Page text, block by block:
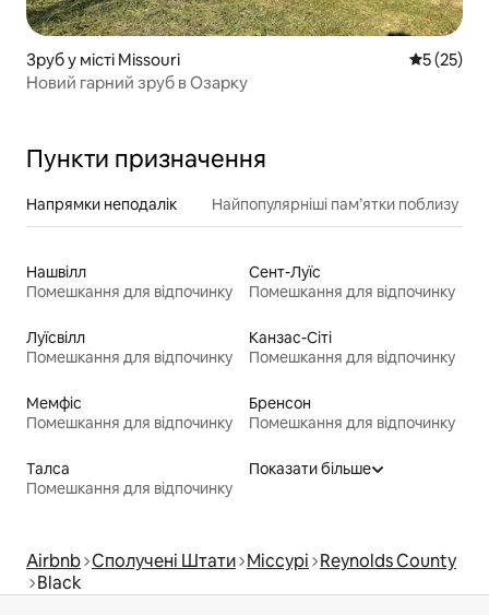
Зруб у місті Missouri Середня
5 (25)
Новий гарний зруб в Озарку
Пункти призначення
Напрямки неподалік Найпопулярніші пам’ятки поблизу
Нашвілл
Помешкання для відпочинку
Сент-Луїс
Помешкання для відпочинку
Луїсвілл
Помешкання для відпочинку
Канзас-Сіті
Помешкання для відпочинку
Мемфіс
Помешкання для відпочинку
Бренсон
Помешкання для відпочинку
Талса
Помешкання для відпочинку
Показати більше
Airbnb Сполучені Штати Міссурі Reynolds County
Black